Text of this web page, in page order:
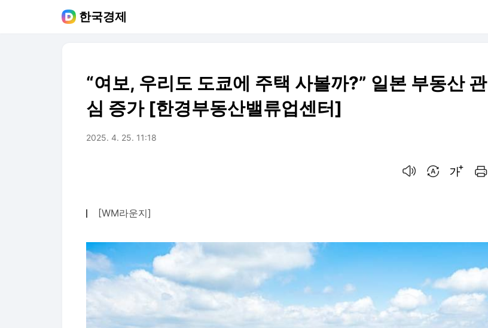
한국경제
“여보, 우리도 도쿄에 주택 사볼까?” 일본 부동산 관
심 증가 [한경부동산밸류업센터]
2025. 4. 25. 11:18
[WM라운지]